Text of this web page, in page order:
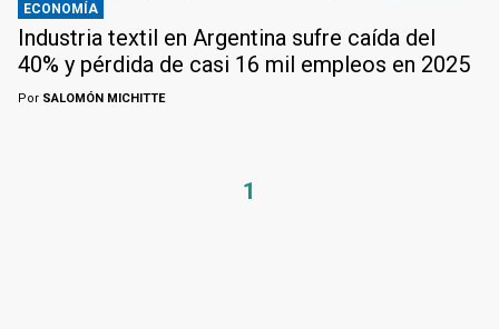
ECONOMÍA
Industria textil en Argentina sufre caída del
40% y pérdida de casi 16 mil empleos en 2025
Por SALOMÓN MICHITTE
1